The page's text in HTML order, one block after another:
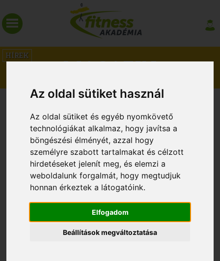
Az oldal sütiket használ
Az oldal sütiket és egyéb nyomkövető
technológiákat alkalmaz, hogy javítsa a
böngészési élményét, azzal hogy
személyre szabott tartalmakat és célzott
hirdetéseket jelenít meg, és elemzi a
weboldalunk forgalmát, hogy megtudjuk
honnan érkeztek a látogatóink.
Elfogadom
Beállítások megváltoztatása
HÍREK MAGAZIN